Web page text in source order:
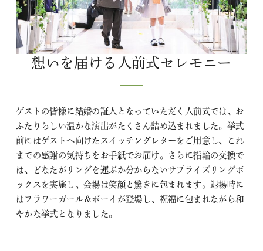
想いを届ける人前式セレモニー
ゲストの皆様に結婚の証人となっていただく人前式では、お
ふたりらしい温かな演出がたくさん詰め込まれました。挙式
前にはゲストへ向けたスイッチングレターをご用意し、これ
までの感謝の気持ちをお手紙でお届け。さらに指輪の交換で
は、どなたがリングを運ぶか分からないサプライズリングボ
ックスを実施し、会場は笑顔と驚きに包まれます。退場時に
はフラワーガール＆ボーイが登場し、祝福に包まれながら和
やかな挙式となりました。